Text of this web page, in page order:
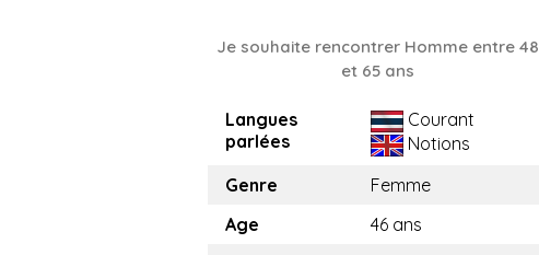
Je souhaite rencontrer Homme entre 48
et 65 ans
Langues
parlées
Courant
Notions
Genre
Femme
Age
46 ans